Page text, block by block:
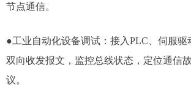
节点通信。
●工业自动化设备调试：接入PLC、伺服驱
双向收发报文，监控总线状态，定位通信
议。